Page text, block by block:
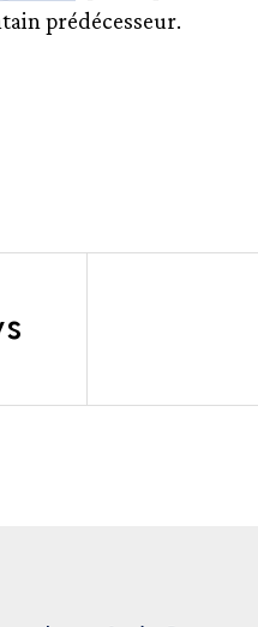
prédécesseur.